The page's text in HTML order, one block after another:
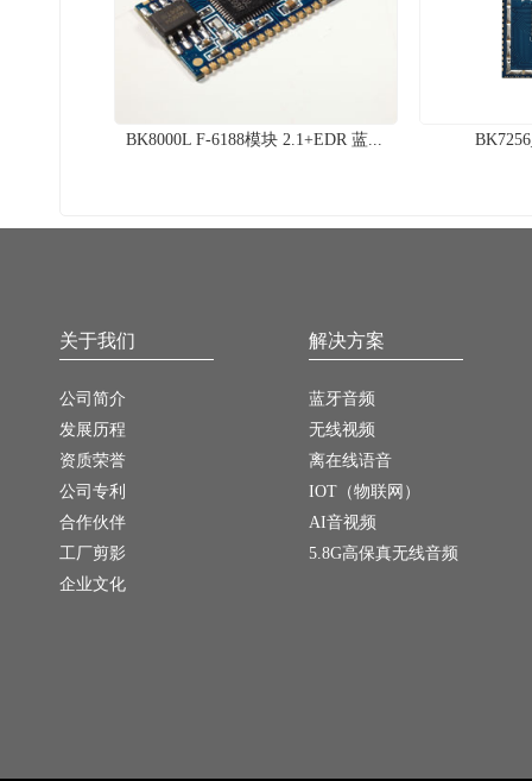
BK8000L F-6188模块 2.1+EDR 蓝...
关于我们
公司简介
发展历程
资质荣誉
公司专利
合作伙伴
工厂剪影
企业文化
解决方案
蓝牙音频
无线视频
离在线语音
IOT（物联网）
AI音视频
5.8G高保真无线音频